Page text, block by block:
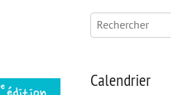
Rechercher :
Calendrier